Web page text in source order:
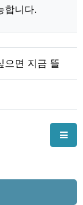
합니다.
으면 지금 뜰